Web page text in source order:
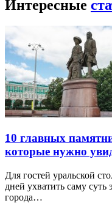
Интересные
10 главных
которые нужно
Для гостей уральской
дней ухватить саму
города…